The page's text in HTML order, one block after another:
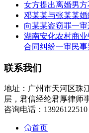
女方提出离婚男
邓某某与张某某
向某某盗窃罪一
湖南安化农村商
合同纠纷一审民事
联系我们
地址：广州市天河区珠
层，君信经纶君厚律师
咨询电话：13926122510
首页